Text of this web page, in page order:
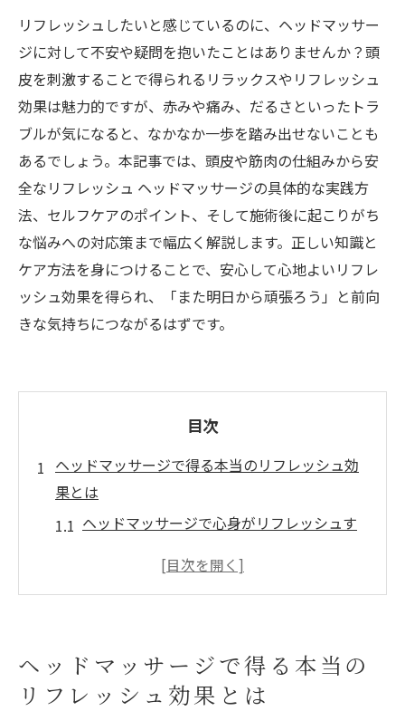
リフレッシュしたいと感じているのに、ヘッドマッサー
ジに対して不安や疑問を抱いたことはありませんか？頭
皮を刺激することで得られるリラックスやリフレッシュ
効果は魅力的ですが、赤みや痛み、だるさといったトラ
ブルが気になると、なかなか一歩を踏み出せないことも
あるでしょう。本記事では、頭皮や筋肉の仕組みから安
全なリフレッシュ ヘッドマッサージの具体的な実践方
法、セルフケアのポイント、そして施術後に起こりがち
な悩みへの対応策まで幅広く解説します。正しい知識と
ケア方法を身につけることで、安心して心地よいリフレ
ッシュ効果を得られ、「また明日から頑張ろう」と前向
きな気持ちにつながるはずです。
目次
ヘッドマッサージで得る本当のリフレッシュ効
果とは
ヘッドマッサージで心身がリフレッシュす
頭皮マッサージがもたらす自律神経の整え
サージ法
ヘッドマッサージのリラックス作用と日常
ヘッドマッサージで得る本当の
リフレッシュ効果とは